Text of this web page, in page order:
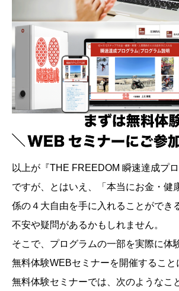
以上が『THE FREEDOM 瞬速達成プ
ですが、とはいえ、「本当にお金・健
係の４大自由を手に入れることができ
不安や疑問があるかもしれません。
そこで、プログラムの一部を実際に体
無料体験WEBセミナーを開催するこ
無料体験セミナーでは、次のようなこ